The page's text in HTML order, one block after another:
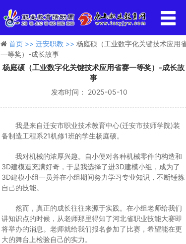
杨庭硕（工业数字化关键技术应用省赛一等奖）-成长故
事
首页 >> 迁安职教 >> 杨庭硕（工业数字化关键技术应用省
一等奖）-成长故事
发布时间： 2025-05-10
我是来自迁安市职业技术教育中心(迁安市技师学院)装
备制造工程系21机修1班的学生杨庭硕。
我对机械的浓厚兴趣。自小便对各种机械零件的构造和
3D建模造充满好奇，于是我选择了进3D建模小组，成为了
3D建模小组一员并在小组期间努力学习专业知识，不断锤炼
自己的技能。
然而，真正的成长往往来源于实践。在小组老师给我们
讲知识点的时候，从老师那里得知了河北省职业技能大赛即
将举办的消息。老师就给我们报名参加了比赛，希望能在更
大的舞台上检验自己的实力。